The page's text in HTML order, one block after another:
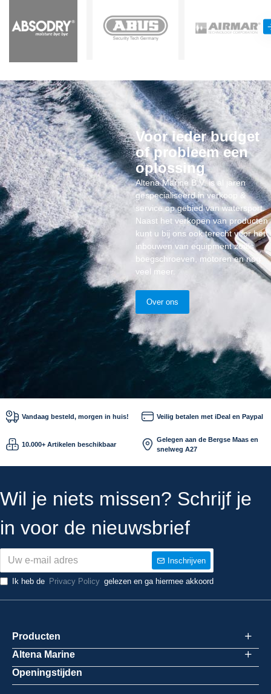
Voor ieder budget
of probleem een
oplossing
Altena Marine B.V. is al jaren
gespecialiseerd in verkoop &
service op gebied van watersport.
Naast het verkopen van producten
kunt u bij ons ook terecht voor het
inbouwen van equipment zoals
boegschroeven, motoren en nog
veel meer.
Over ons
Vandaag besteld, morgen in huis! Veilig betalen met iDeal en Paypal
10.000+ Artikelen beschikbaar
Gelegen aan de Bergse Maas en
snelweg A27
Wil je niets missen? Schrijf je
in voor de nieuwsbrief
Inschrijven
Ik heb de Privacy Policy gelezen en ga hiermee akkoord
Producten
Altena Marine
Openingstijden